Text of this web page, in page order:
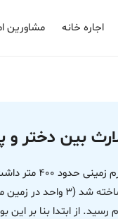
اجاره خانه مشاورین
بین دختر
با عرض سلام